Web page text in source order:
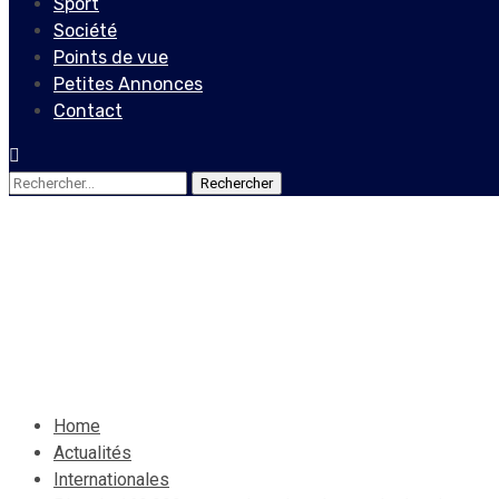
Société
Points de vue
Petites Annonces
Contact
Rechercher :
Home
Actualités
Internationales